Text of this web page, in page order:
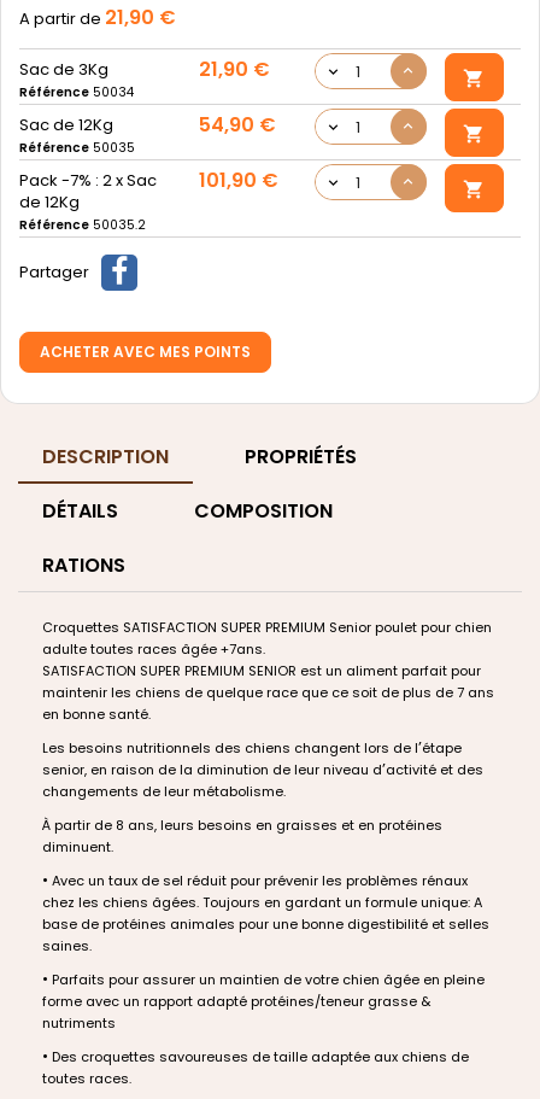
Prix
A partir de 21,90 €
Sac de 3Kg
Référence 50034
21,90 € 
Sac de 12Kg
Référence 50035
54,90 € 
Pack -7% : 2 x Sac
de 12Kg
Référence 50035.2
101,90 € 
Partager
ACHETER AVEC MES POINTS
DESCRIPTION
PROPRIÉTÉS
DÉTAILS
COMPOSITION
RATIONS
Croquettes SATISFACTION SUPER PREMIUM Senior poulet pour chien
adulte toutes races âgée +7ans.
SATISFACTION SUPER PREMIUM SENIOR est un aliment parfait pour
maintenir les chiens de quelque race que ce soit de plus de 7 ans
en bonne santé.
Les besoins nutritionnels des chiens changent lors de l’étape
senior, en raison de la diminution de leur niveau d’activité et des
changements de leur métabolisme.
Àpartir de 8 ans, leurs besoins en graisses et en protéines
diminuent.
• Avec un taux de sel réduit pour prévenir les problèmes rénaux
chez les chiens âgées. Toujours en gardant un formule unique: A
base de protéines animales pour une bonne digestibilité et selles
saines.
• Parfaits pour assurer un maintien de votre chien âgée en pleine
forme avec un rapport adaptéprotéines/teneur grasse &
nutriments
• Des croquettes savoureuses de taille adaptée aux chiens de
toutes races.